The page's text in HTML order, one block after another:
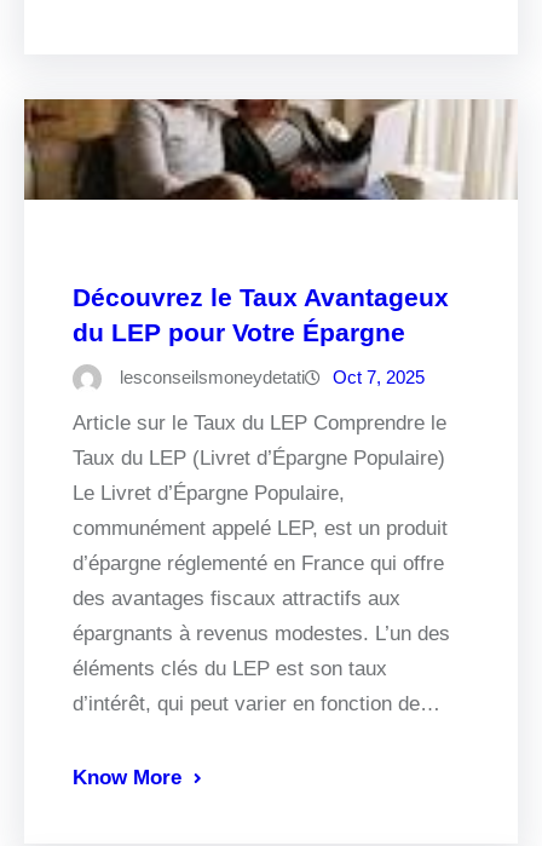
Découvrez le Taux Avantageux
du LEP pour Votre Épargne
lesconseilsmoneydetati Oct 7, 2025
Article sur le Taux du LEP Comprendre le
Taux du LEP (Livret d’Épargne Populaire)
Le Livret d’Épargne Populaire,
communément appelé LEP, est un produit
d’épargne réglementé en France qui offre
des avantages fiscaux attractifs aux
épargnants à revenus modestes. L’un des
éléments clés du LEP est son taux
d’intérêt, qui peut varier en fonction de…
Know More